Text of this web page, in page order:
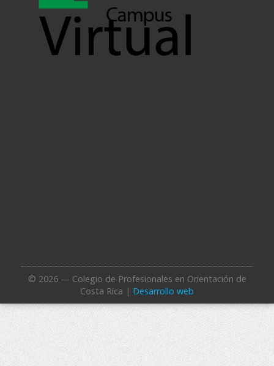
© 2026 — Colegio de Profesionales en Orientación de
Costa Rica | Desarrollo web